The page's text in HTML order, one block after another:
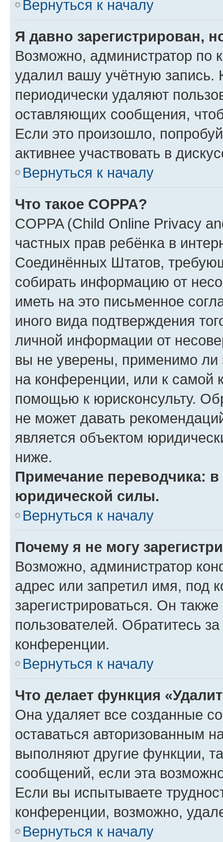
Вернуться к началу
Я давно зарегистрирован,
Возможно, администратор по
удалил вашу учётную запись.
периодически удаляют
оставляющих сообщения,
Если это произошло,
активнее участвовать в
Вернуться к началу
Что такое COPPA?
COPPA (Child Online Privacy
частных прав ребёнка в
Соединённых Штатов,
собирать информацию от
иметь на это письменное
иного вида подтверждения
личной информации от
вы не уверены, применимо ли
на конференции, или к самой
помощью к юрисконсульту.
не может давать
является объектом
ниже.
Примечание переводчика:
юридической силы.
Вернуться к началу
Почему я не могу
Возможно, администратор
адрес или запретил имя, под
зарегистрироваться. Он
пользователей. Обратитесь
конференции.
Вернуться к началу
Что делает функция
Она удаляет все созданные
оставаться авторизованным
выполняют другие функции,
сообщений, если эта
Если вы испытываете
конференции, возможно,
Вернуться к началу